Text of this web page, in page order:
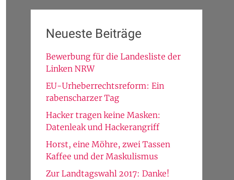
Neueste Beiträge
Bewerbung für die Landesliste der
Linken NRW
EU-Urheberrechtsreform: Ein
rabenscharzer Tag
Hacker tragen keine Masken:
Datenleak und Hackerangriff
Horst, eine Möhre, zwei Tassen
Kaffee und der Maskulismus
Zur Landtagswahl 2017: Danke!